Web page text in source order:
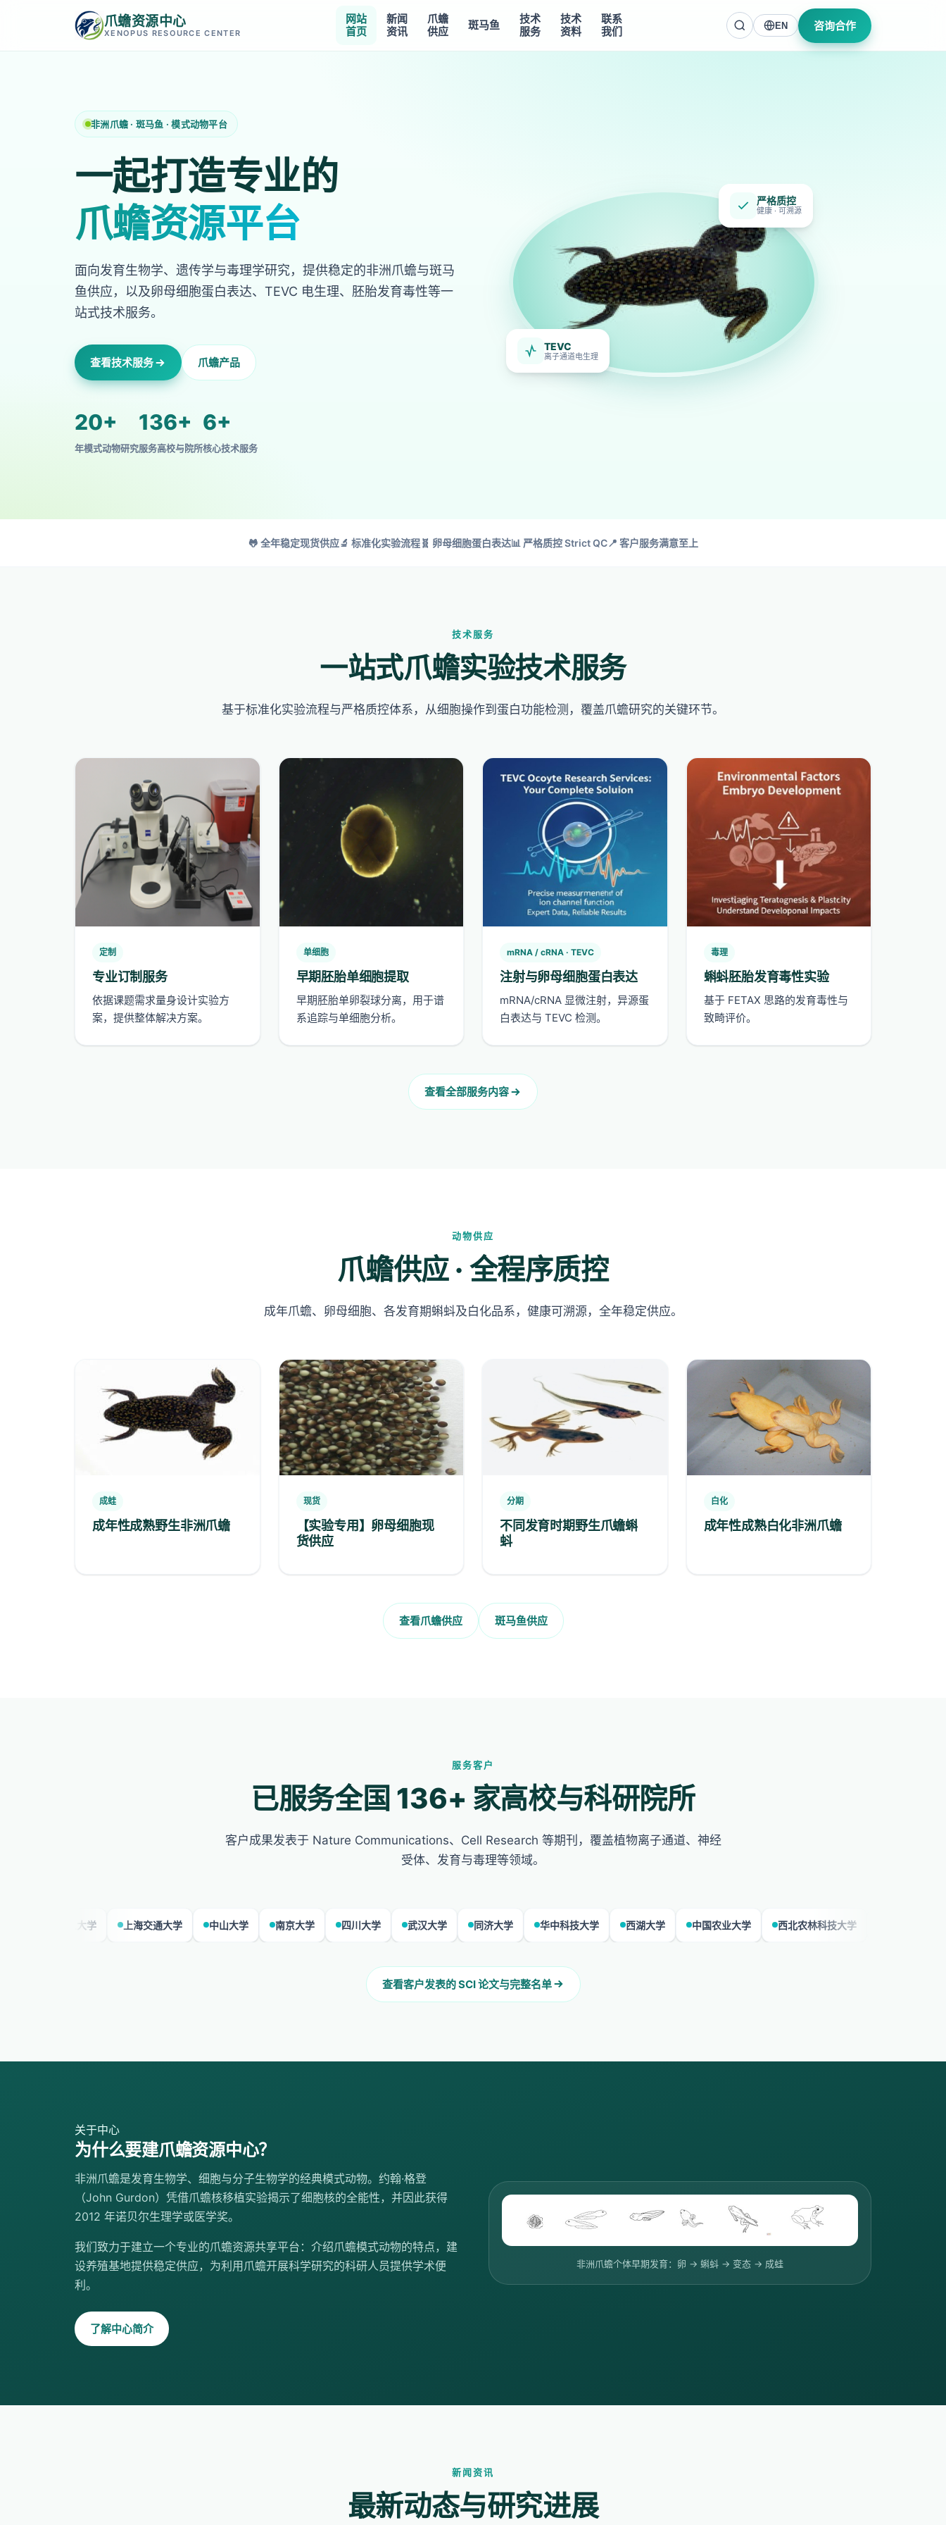
爪蟾资源中心
XENOPUS RESOURCE CENTER
网站
首页
新闻
资讯
爪蟾
供应
斑马鱼
技术
服务
技术
资料
联系
我们
EN 咨询合作
非洲爪蟾 · 斑马鱼 · 模式动物平台
一起打造专业的
爪蟾资源平台
面向发育生物学、遗传学与毒理学研究，提供稳定的非洲爪蟾与斑马
鱼供应，以及卵母细胞蛋白表达、TEVC 电生理、胚胎发育毒性等一
站式技术服务。
查看技术服务 爪蟾产品
20+
年模式动物研究
136+
服务高校与院所
6+
核心技术服务
严格质控
健康 · 可溯源
TEVC
离子通道电生理
🐸 全年稳定现货供应🔬 标准化实验流程🧬 卵母细胞蛋白表达📊 严格质控 Strict QC📍 客户服务满意至上
技术服务
一站式爪蟾实验技术服务
基于标准化实验流程与严格质控体系，从细胞操作到蛋白功能检测，覆盖爪蟾研究的关键环节。
定制
专业订制服务
依据课题需求量身设计实验方
案，提供整体解决方案。
单细胞
早期胚胎单细胞提取
早期胚胎单卵裂球分离，用于谱
系追踪与单细胞分析。
mRNA / cRNA · TEVC
注射与卵母细胞蛋白表达
mRNA/cRNA 显微注射，异源蛋
白表达与 TEVC 检测。
毒理
蝌蚪胚胎发育毒性实验
基于 FETAX 思路的发育毒性与
致畸评价。
查看全部服务内容
动物供应
爪蟾供应 · 全程序质控
成年爪蟾、卵母细胞、各发育期蝌蚪及白化品系，健康可溯源，全年稳定供应。
成蛙
成年性成熟野生非洲爪蟾
现货
【实验专用】卵母细胞现
货供应
分期
不同发育时期野生爪蟾蝌
蚪
白化
成年性成熟白化非洲爪蟾
查看爪蟾供应 斑马鱼供应
服务客户
已服务全国 136+ 家高校与科研院所
客户成果发表于 Nature Communications、Cell Research 等期刊，覆盖植物离子通道、神经
受体、发育与毒理等领域。
上海交通大学 中山大学 南京大学 四川大学 武汉大学 同济大学 华中科技大学 西湖大学 中国农业大学 西北农林科技大学 中国科学院遗传与发育生
查看客户发表的 SCI 论文与完整名单
关于中心
为什么要建爪蟾资源中心？
非洲爪蟾是发育生物学、细胞与分子生物学的经典模式动物。约翰·格登
（John Gurdon）凭借爪蟾核移植实验揭示了细胞核的全能性，并因此获得
2012 年诺贝尔生理学或医学奖。
我们致力于建立一个专业的爪蟾资源共享平台：介绍爪蟾模式动物的特点，建
设养殖基地提供稳定供应，为利用爪蟾开展科学研究的科研人员提供学术便
利。
了解中心简介
非洲爪蟾个体早期发育：卵 → 蝌蚪 → 变态 → 成蛙
新闻资讯
最新动态与研究进展